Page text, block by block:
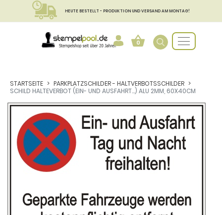
HEUTE BESTELLT - PRODUKTION UND VERSAND AM MONTAG!
0
STARTSEITE
PARKPLATZSCHILDER - HALTVERBOTSSCHILDER
SCHILD HALTEVERBOT (EIN- UND AUSFAHRT...) ALU 2MM, 60X40CM